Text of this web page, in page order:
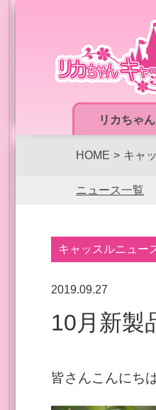
リカちゃ
HOME キャ
ニュース一覧
キャッスルニュー
2019.09.27
10月新
皆さんこんにち